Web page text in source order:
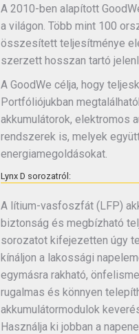
A 2010-ben alapított
a világon. Több mint 100
összesített teljesítménye
szerzett hosszan tartó
A GoodWe célja, hogy
Portfóliójukban
akkumulátorok, elektromos
rendszerek is, melyek
energiamegoldásokat.
Lynx D sorozatról:
A lítium-vasfoszfát (LFP)
biztonság és megbízható
sorozatot kifejezetten úgy
kínáljon a lakossági
egymásra rakható,
rugalmas és könnyen
akkumulátormodulok
Használja ki jobban a